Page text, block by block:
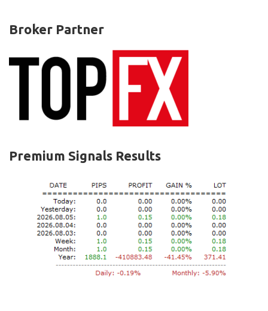
Broker Partner
Premium Signals Results